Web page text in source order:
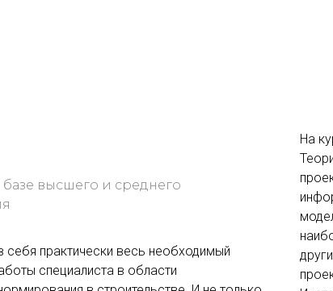
высшего и среднего
себя практически весь необходимый
специалиста в области
На